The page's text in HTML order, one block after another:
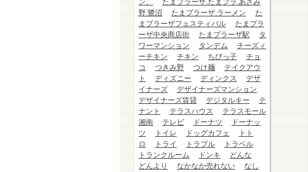
ン、
たまプラーザ.たまプラ.あざみ
野.鷺沼
たまプラーザ.ラーメン
た
まプラーザフェスティバル
たまプラ
ーザ中央商店街
たまプラーザ駅
タ
ワーマンション
タンデム
チーズィ
ーチキン
チキン ちびっ子
チョ
コ
つきみ野 つけ麺
テイクアウ
ト
ディズニー ディンクス
デザ
イナーズ
デザイナーズマンション
デザイナーズ賃貸
デジタルキー
テ
ナント
テラスハウス
テラスモール
湘南
テレビ ドーナツ
ドーナッ
ツ
トイレ ドッグカフェ
トト
ロ
トライ トラブル
トラベル
トランクルーム
ドンキ
どんな
どんより
なかなか売れない
なし